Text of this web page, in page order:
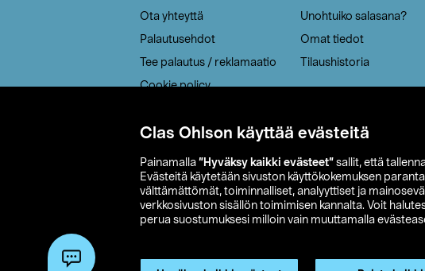
Clas Ohlson käyttää evästeitä
Painamalla ”Hyväksy kaikki evästeet” sallit, että
Evästeitä käytetään sivuston käyttökokemuksen
välttämättömät, toiminnalliset, analyyttiset ja
verkkosivuston sisällön toimimisen kannalta. Voit
perua suostumuksesi milloin vain muuttamalla
Ota yhteyttä
Palautusehdot
Tee palautus / reklamaatio
Cookie policy
Saavutettavuus
Unohtuiko salasana?
Omat tiedot
Tilaushistoria